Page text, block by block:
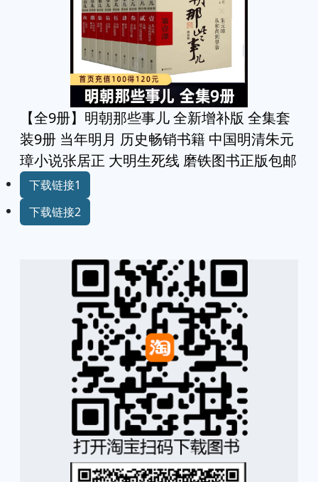
【全9册】明朝那些事儿 全新增补版 全集套
装9册 当年明月 历史畅销书籍 中国明清朱元
璋小说张居正 大明生死线 磨铁图书正版包邮
下载链接1
下载链接2